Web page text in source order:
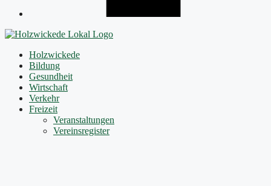
Holzwickede
Bildung
Gesundheit
Wirtschaft
Verkehr
Freizeit
Veranstaltungen
Vereinsregister